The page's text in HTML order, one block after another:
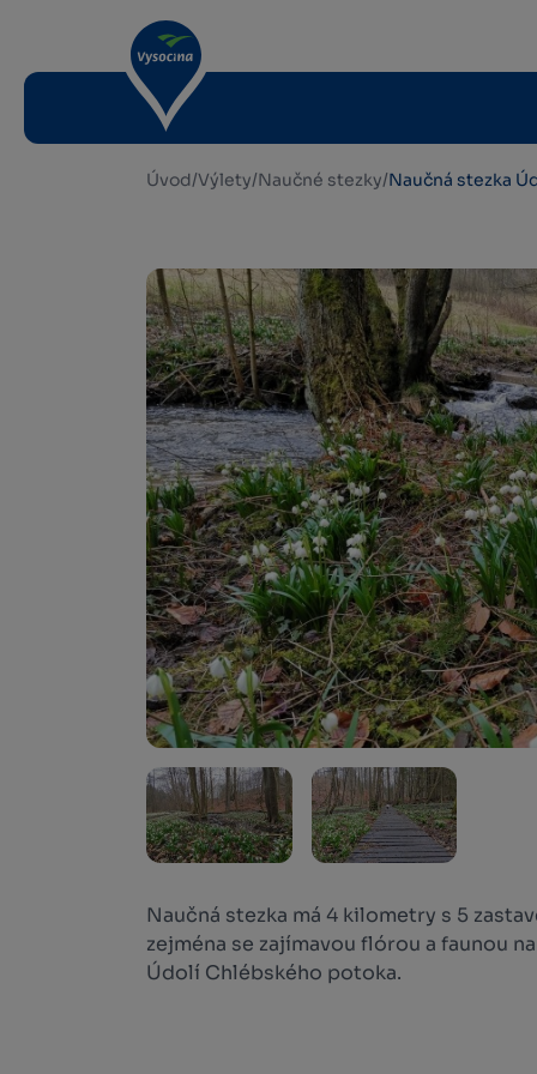
Úvod/Výlety/Naučné stezky/Naučná stezka
Naučná stezka má 4 kilometry s 5
zejména se zajímavou flórou a faunou
Údolí Chlébského potoka.